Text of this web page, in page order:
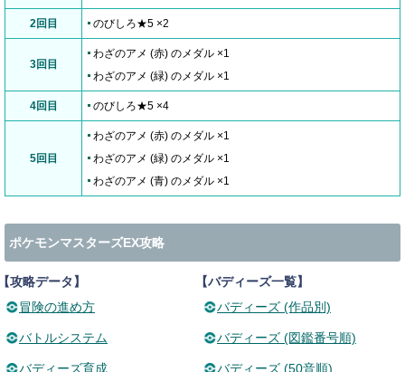
2回目 のびしろ★5 ×2
3回目
わざのアメ (赤) のメダル ×1
わざのアメ (緑) のメダル ×1
4回目 のびしろ★5 ×4
5回目
わざのアメ (赤) のメダル ×1
わざのアメ (緑) のメダル ×1
わざのアメ (青) のメダル ×1
ポケモンマスターズEX攻略
攻略データ】
冒険の進め方
バトルシステム
バディーズ育成
【バディーズ一覧】
バディーズ (作品別)
バディーズ (図鑑番号順)
バディーズ (50音順)